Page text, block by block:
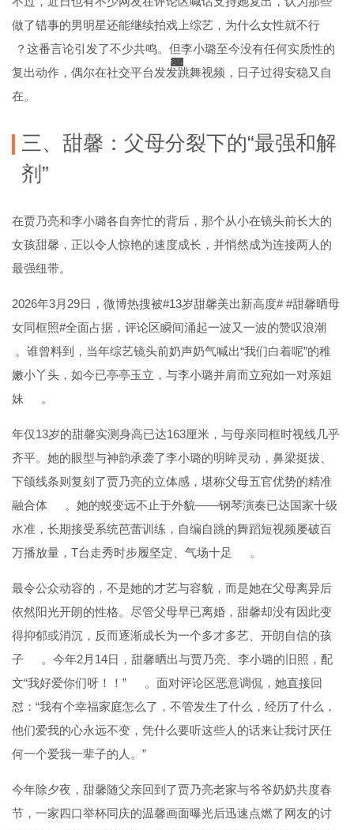
25
1
1
5
1
1
1
33
33
33
33
33
33
33
33
29
29
37
37
37
做了错事的男明星还能继续拍戏上综艺，为什么女性就不行
53
？这番言论引发了不少共鸣。但李小璐至今没有任何实质性的
复出动作，偶尔在社交平台发发跳舞视频，日子过得安稳又自
在。
三、甜馨：父母分裂下的“最强和解
剂”
在贾乃亮和李小璐各自奔忙的背后，那个从小在镜头前长大的
女孩甜馨，正以令人惊艳的速度成长，并悄然成为连接两人的
最强纽带。
2026年3月29日，微博热搜被#13岁甜馨美出新高度# #甜馨晒母
女同框照#全面占据，评论区瞬间涌起一波又一波的赞叹浪潮
50
。谁曾料到，当年综艺镜头前奶声奶气喊出“我们白着呢”的稚
嫩小丫头，如今已亭亭玉立，与李小璐并肩而立宛如一对亲姐
妹
50
。
年仅13岁的甜馨实测身高已达163厘米，与母亲同框时视线几乎
齐平。她的眼型与神韵承袭了李小璐的明眸灵动，鼻梁挺拔、
下颌线条则复刻了贾乃亮的立体感，堪称父母五官优势的精准
融合体
50
。她的蜕变远不止于外貌——钢琴演奏已达国家十级
水准，长期接受系统芭蕾训练，自编自跳的舞蹈短视频屡破百
万播放量，T台走秀时步履坚定、气场十足
50
。
最令公众动容的，不是她的才艺与容貌，而是她在父母离异后
依然阳光开朗的性格。尽管父母早已离婚，甜馨却没有因此变
得抑郁或消沉，反而逐渐成长为一个多才多艺、开朗自信的孩
子
25
。今年2月14日，甜馨晒出与贾乃亮、李小璐的旧照，配
文“我好爱你们呀！！”
20
。面对评论区恶意调侃，她直接回
怼：“我有个幸福家庭怎么了，不管发生了什么，经历了什么，
他们爱我的心永远不变，凭什么要听这些人的话来让我讨厌任
何一个爱我一辈子的人。”
20
今年除夕夜，甜馨随父亲回到了贾乃亮老家与爷爷奶奶共度春
节，一家四口举杯同庆的温馨画面曝光后迅速点燃了网友的讨
21
21
66
21
21
21
25
21
42
42
9
5
9
9
9
5
9
9
25
25
25
66
37
37
66